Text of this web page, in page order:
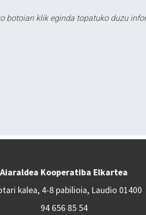
botoian klik eginda topatuko duzu
Aiaraldea Kooperatiba Elkartea
kalea, 4-8 pabilioia, Laudio 01400
94 656 85 54